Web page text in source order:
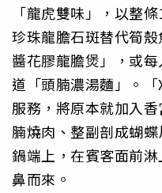
「龍虎雙味」，以整
珍珠龍膽石斑替代筍
醬花膠龍膽煲」，或
道「頭腩濃湯麵」。
服務，將原本就加入
腩燒肉、整副剖成蝴
鍋端上，在賓客面前
鼻而來。